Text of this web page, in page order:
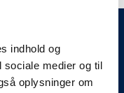
indhold og
sociale medier og til
oplysninger om